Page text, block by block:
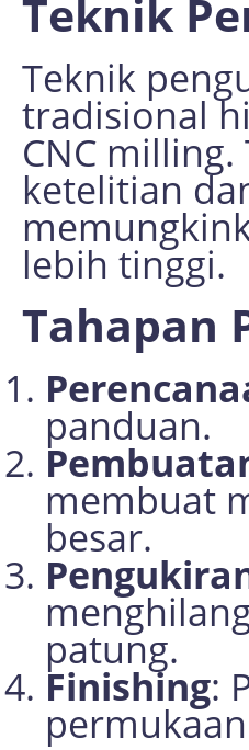
Teknik
Teknik
tradisional
CNC
ketelitian
lebih tinggi.
Tahapan
panduan.
membuat
besar.
patung.
Finishing: